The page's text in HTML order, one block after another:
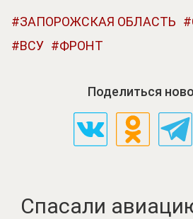
ЗАПОРОЖСКАЯ ОБЛАСТЬ
ВСУ
ФРОНТ
Поделиться
Спасали